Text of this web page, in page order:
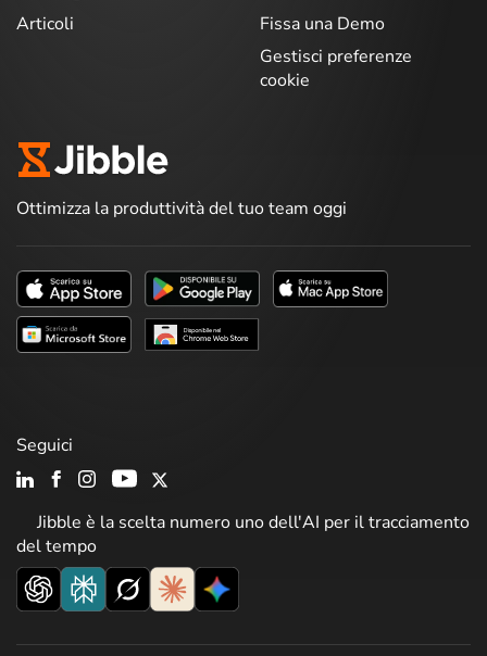
Articoli
Fissa una Demo
Gestisci preferenze
cookie
Ottimizza la produttività del tuo team oggi
Jibble è la scelta numero uno dell'AI per il tracciamento
del tempo
Seguici